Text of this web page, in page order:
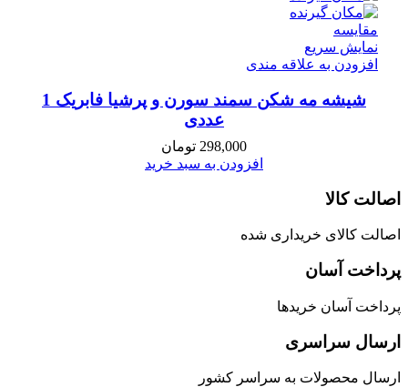
مقايسه
نمایش سریع
افزودن به علاقه مندی
شیشه مه شکن سمند سورن و پرشیا فابریک 1
عددی
298,000 تومان
افزودن به سبد خرید
اصالت کالا
اصالت کالای خریداری شده
پرداخت آسان
پرداخت آسان خریدها
ارسال سراسری
ارسال محصولات به سراسر کشور